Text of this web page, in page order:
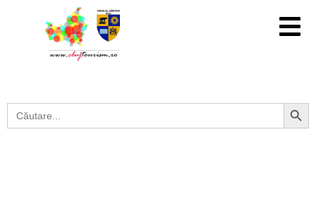
Search
for:
Search Button